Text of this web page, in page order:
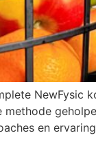
NewFysic
methode
en